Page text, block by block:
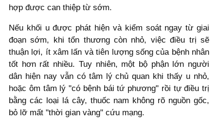
hợp được can thiệp từ sớm.
Nếu khối u được phát hiện và kiểm soát ngay từ giai
đoạn sớm, khi tổn thương còn nhỏ, việc điều trị sẽ
thuận lợi, ít xâm lấn và tiên lượng sống của bệnh nhân
tốt hơn rất nhiều. Tuy nhiên, một bộ phận lớn người
dân hiện nay vẫn có tâm lý chủ quan khi thấy u nhỏ,
hoặc ôm tâm lý "có bệnh bái tứ phương" rồi tự điều trị
bằng các loại lá cây, thuốc nam không rõ nguồn gốc,
bỏ lỡ mất "thời gian vàng" cứu mạng.